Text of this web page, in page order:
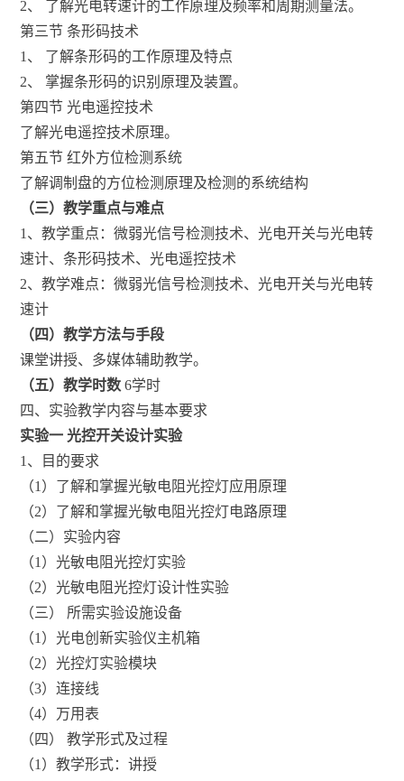
2、 了解光电转速计的工作原理及频率和周期测量法。
第三节 条形码技术
1、 了解条形码的工作原理及特点
2、 掌握条形码的识别原理及装置。
第四节 光电遥控技术
了解光电遥控技术原理。
第五节 红外方位检测系统
了解调制盘的方位检测原理及检测的系统结构
（三）教学重点与难点
1、教学重点：微弱光信号检测技术、光电开关与光电转
速计、条形码技术、光电遥控技术
2、教学难点：微弱光信号检测技术、光电开关与光电转
速计
（四）教学方法与手段
课堂讲授、多媒体辅助教学。
（五）教学时数6学时
四、实验教学内容与基本要求
实验一 光控开关设计实验
1、目的要求
（1）了解和掌握光敏电阻光控灯应用原理
（2）了解和掌握光敏电阻光控灯电路原理
（二）实验内容
（1）光敏电阻光控灯实验
（2）光敏电阻光控灯设计性实验
（三） 所需实验设施设备
（1）光电创新实验仪主机箱
（2）光控灯实验模块
（3）连接线
（4）万用表
（四） 教学形式及过程
（1）教学形式：讲授